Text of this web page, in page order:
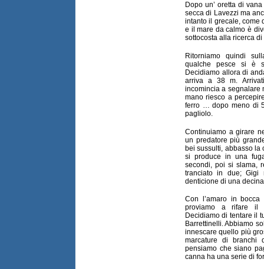
Dopo un’ oretta di
secca di Lavezzi ma
intanto il grecale, come
e il mare da calmo è
sottocosta alla ricerca
Ritorniamo quindi
qualche pesce si è
Decidiamo allora di
arriva a 38 m.
incomincia a segnalare
mano riesco a
ferro … dopo meno di
pagliolo.
Continuiamo a girare
un predatore più
bei sussulti, abbasso la
si produce in una
secondi, poi si slama,
tranciato in due;
denticione di una
Con l’amaro in
proviamo a rifare il
Decidiamo di tentare il
Barrettinelli. Abbiamo
innescare quello più
marcature di branchi
pensiamo che siano
canna ha una serie di